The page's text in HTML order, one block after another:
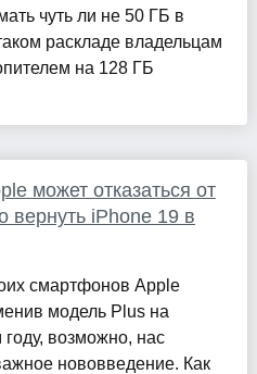
чуть ли не 50 ГБ в
раскладе владельцам
на 128 ГБ
может отказаться от
вернуть iPhone 19 в
смартфонов Apple
модель Plus на
возможно, нас
нововведение. Как